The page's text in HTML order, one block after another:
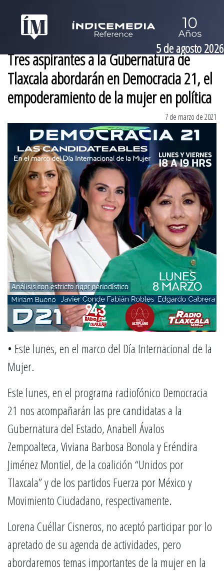
5 de agosto 2026
Tres aspirantes a la Gubernatura de
Tlaxcala abordarán en Democracia 21, el
empoderamiento de la mujer en política
7 de marzo de 2021
• Este lunes, en el marco del Día Internacional de la
Mujer.
Este lunes, en el programa radiofónico Democracia
21 nos acompañarán las pre candidatas a la
Gubernatura del Estado, Anabell Ávalos
Zempoalteca, Viviana Barbosa Bonola y Eréndira
Jiménez Montiel, de la coalición “Unidos por
Tlaxcala” y de los partidos Fuerza por México y
Movimiento Ciudadano, respectivamente.
Lorena Cuéllar Cisneros, no aceptó participar por lo
apretado de su agenda de actividades, pero
abordaremos temas importantes de la mujer en la